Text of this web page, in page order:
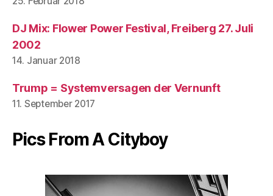
DJ Mix: Flower Power Festival, Freiberg 27. Juli
2002
14. Januar 2018
Trump = Systemversagen der Vernunft
11. September 2017
Pics From A Cityboy